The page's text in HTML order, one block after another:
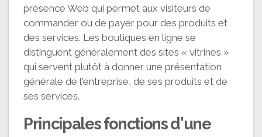
présence Web qui permet aux visiteurs de
commander ou de payer pour des produits et
des services. Les boutiques en ligne se
distinguent généralement des sites « vitrines »
qui servent plutôt à donner une présentation
générale de l'entreprise, de ses produits et de
ses services.
Principales fonctions d'une